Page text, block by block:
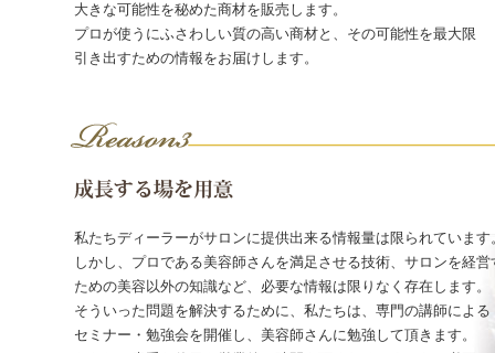
大きな可能性を秘めた商材を販売します。
プロが使うにふさわしい質の高い商材と、その可能性を最大限
引き出すための情報をお届けします。
私たちディーラーがサロンに提供出来る情報量は限られています
しかし、プロである美容師さんを満足させる技術、サロンを経営
ための美容以外の知識など、必要な情報は限りなく存在します。
そういった問題を解決するために、私たちは、専門の講師による
セミナー・勉強会を開催し、美容師さんに勉強して頂きます。